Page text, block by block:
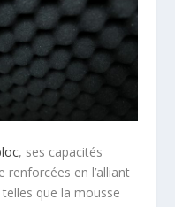
, ses capacités
renforcées en l’alliant
que la mousse